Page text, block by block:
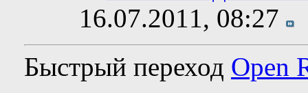
16.07.2011, 08:27
Быстрый переход Open